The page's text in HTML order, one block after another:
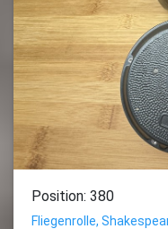
Position: 380
Fliegenrolle,